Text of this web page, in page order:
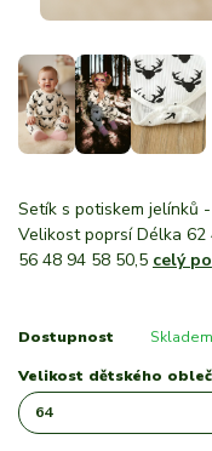
Setík s potiskem jelínků
Velikost poprsí Délka
56 48 94 58 50,5 celý
Dostupnost Skladem
Velikost dětského